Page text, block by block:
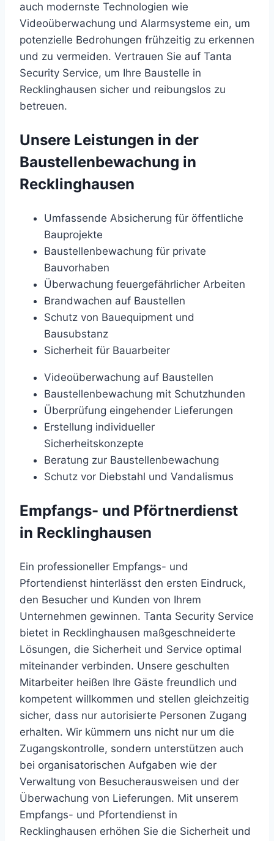
auch modernste Technologien wie
Videoüberwachung und Alarmsysteme ein, um
potenzielle Bedrohungen frühzeitig zu erkennen
und zu vermeiden. Vertrauen Sie auf Tanta
Security Service, um Ihre Baustelle in
Recklinghausen sicher und reibungslos zu
betreuen.
Unsere Leistungen in der
Baustellenbewachung in
Recklinghausen
Umfassende Absicherung für öffentliche
Bauprojekte
Baustellenbewachung für private
Bauvorhaben
Überwachung feuergefährlicher Arbeiten
Brandwachen auf Baustellen
Schutz von Bauequipment und
Bausubstanz
Sicherheit für Bauarbeiter
Videoüberwachung auf Baustellen
Baustellenbewachung mit Schutzhunden
Überprüfung eingehender Lieferungen
Erstellung individueller
Sicherheitskonzepte
Beratung zur Baustellenbewachung
Schutz vor Diebstahl und Vandalismus
Empfangs- und Pförtnerdienst
in Recklinghausen
Ein professioneller Empfangs- und
Pfortendienst hinterlässt den ersten Eindruck,
den Besucher und Kunden von Ihrem
Unternehmen gewinnen. Tanta Security Service
bietet in Recklinghausen maßgeschneiderte
Lösungen, die Sicherheit und Service optimal
miteinander verbinden. Unsere geschulten
Mitarbeiter heißen Ihre Gäste freundlich und
kompetent willkommen und stellen gleichzeitig
sicher, dass nur autorisierte Personen Zugang
erhalten. Wir kümmern uns nicht nur um die
Zugangskontrolle, sondern unterstützen auch
bei organisatorischen Aufgaben wie der
Verwaltung von Besucherausweisen und der
Überwachung von Lieferungen. Mit unserem
Empfangs- und Pfortendienst in
Recklinghausen erhöhen Sie die Sicherheit und